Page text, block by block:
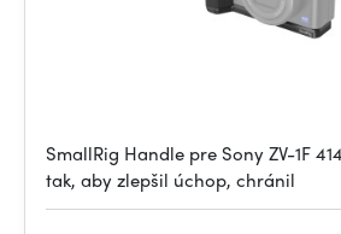
SmallRig Handle pre Sony ZV-1F
tak, aby zlepšil úchop, chránil